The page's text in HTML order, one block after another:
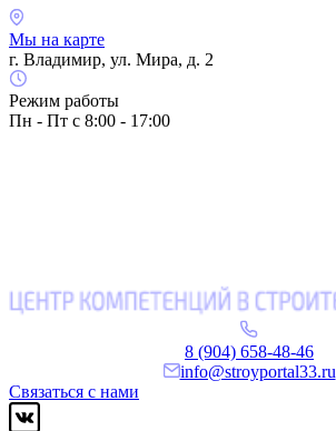
Мы на карте
г. Владимир, ул. Мира, д. 2
Режим работы
Пн - Пт с 8:00 - 17:00
8 (904) 658-48-46
info@stroyportal33.ru
Связаться с нами